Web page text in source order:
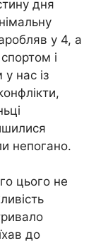
дня
у 4, а
і
нас із
непогано.
цього не
до